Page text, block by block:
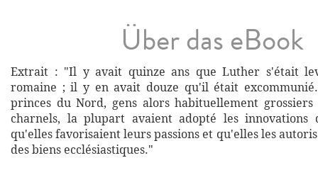
Über das eBook
Extrait : "Il y avait quinze ans que Luther s'était
romaine ; il y en avait douze qu'il était
princes du Nord, gens alors habituellement
charnels, la plupart avaient adopté les innovations
qu'elles favorisaient leurs passions et qu'elles les
des biens ecclésiastiques."